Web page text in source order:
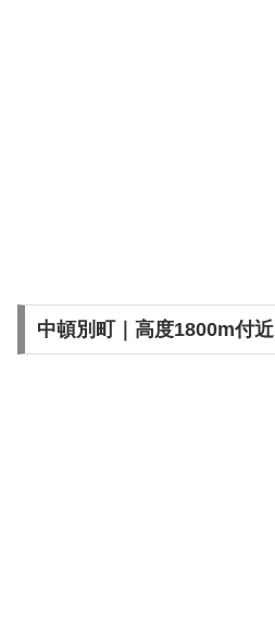
中頓別町｜高度1800m付近